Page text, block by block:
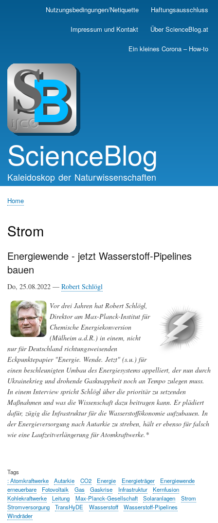
Skip
main
Nutzungsbedingungen/Netiquette Haftungsausschluss
Impressum und Kontakt Über ScienceBlog.at
Ein kleines Corona – How-to
ScienceBlog
Kaleidoskop der Naturwissenschaften
Home
Strom
Energiewende - jetzt Wasserstoff-Pipelines
bauen
Do, 25.08.2022 — Robert Schlögl
Vor drei Jahren hat Robert Schlögl,
Direktor am Max-Planck-Institut für
Chemische Energiekonversion
(Mülheim a.d.R.) in einem, nicht
nur für Deutschland richtungsweisenden
Eckpunktepapier "Energie. Wende. Jetzt" (s.u.) für
einen beschleunigten Umbau des Energiesystems appelliert, der nun durch
Ukrainekrieg und drohende Gasknappheit noch an Tempo zulegen muss.
In einem Interview spricht Schlögl über die prioritär zu setzenden
Maßnahmen und was die Wissenschaft dazu beitragen kann. Er plädiert
dafür, zügig die Infrastruktur für die Wasserstoffökonomie aufzubauen. In
der Energieversorgung nach Autarkie zu streben, hält er ebenso für falsch
wie eine Laufzeitverlängerung für Atomkraftwerke.*
Tags
: Atomkraftwerke
Autarkie CO2 Energie Energieträger
Energiewende
erneuerbare
Fotovoltaik Gas Gaskrise Infrastruktur
Kernfusion
Kohlekraftwerke
Leitung Max-Planck-Gesellschaft Solaranlagen
Strom
Stromversorgung
TransHyDE Wasserstoff
Wasserstoff-Pipelines
Windräder